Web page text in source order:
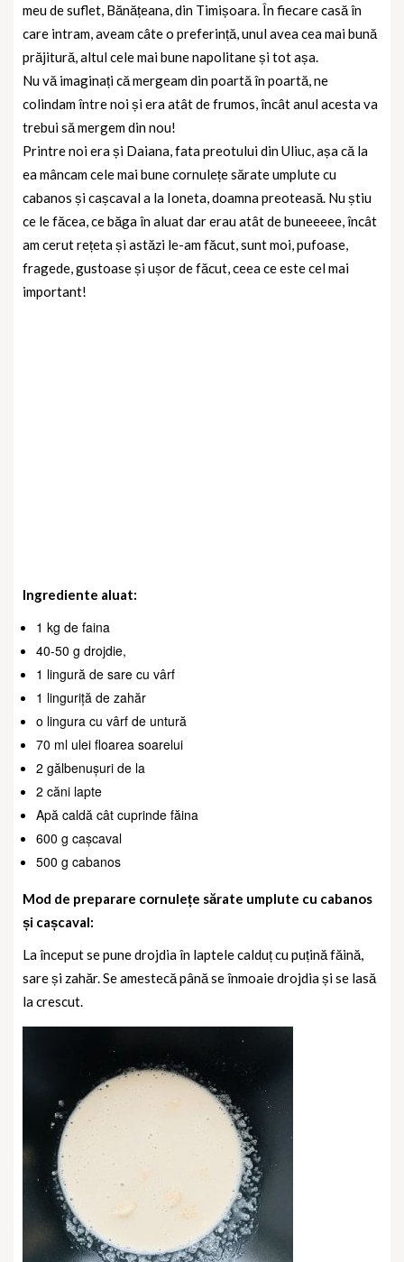
meu de suflet, Bănățeana, din Timișoara. În fiecare casă în
care intram, aveam câte o preferință, unul avea cea mai bună
prăjitură, altul cele mai bune napolitane și tot așa.
Nu vă imaginați că mergeam din poartă în poartă, ne
colindam între noi și era atât de frumos, încât anul acesta va
trebui să mergem din nou!
Printre noi era și Daiana, fata preotului din Uliuc, așa că la
ea mâncam cele mai bune cornulețe sărate umplute cu
cabanos și cașcaval a la Ioneta, doamna preoteasă. Nu știu
ce le făcea, ce băga în aluat dar erau atât de buneeeee, încât
am cerut rețeta și astăzi le-am făcut, sunt moi, pufoase,
fragede, gustoase și ușor de făcut, ceea ce este cel mai
important!
Ingrediente aluat:
1 kg de faina
40-50 g drojdie,
1 lingură de sare cu vârf
1 linguriță de zahăr
o lingura cu vârf de untură
70 ml ulei floarea soarelui
2 gălbenușuri de la
2 căni lapte
Apă caldă cât cuprinde făina
600 g cașcaval
500 g cabanos
Mod de preparare cornulețe sărate umplute cu cabanos
și cașcaval:
La început se pune drojdia în laptele calduț cu puțină făină,
sare și zahăr. Se amestecă până se înmoaie drojdia și se lasă
la crescut.